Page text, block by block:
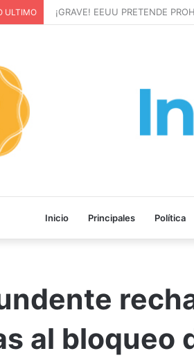
ULTIMO ¡GRAVE! EEUU PRETENDE
Inicio Principales Política
al bloqueo